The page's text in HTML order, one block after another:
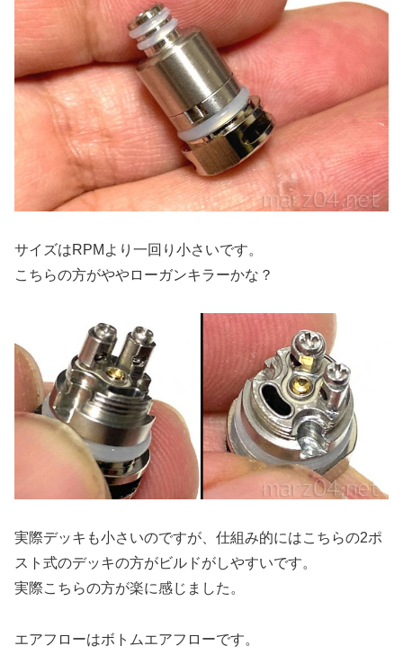
サイズはRPMより一回り小さいです。
こちらの方がややローガンキラーかな？
実際デッキも小さいのですが、仕組み的にはこちらの2ポ
スト式のデッキの方がビルドがしやすいです。
実際こちらの方が楽に感じました。
エアフローはボトムエアフローです。